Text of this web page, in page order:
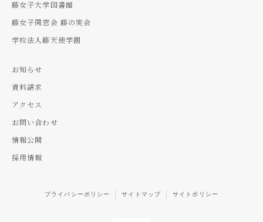
藤女子大学図書館
藤女子同窓会 藤の実会
学校法人藤天使学園
お知らせ
資料請求
アクセス
お問い合わせ
情報公開
採用情報
プライバシーポリシー サイトマップ サイトポリシー